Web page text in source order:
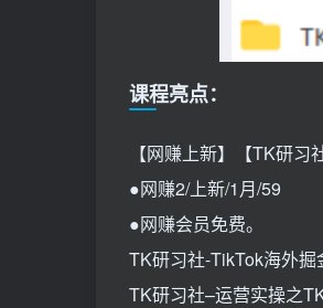
课程亮点：
【网赚上新】【TK研习
●网赚2/上新/1月/59
●网赚会员免费。
TK研习社-TikTok海外掘
TK研习社–运营实操之